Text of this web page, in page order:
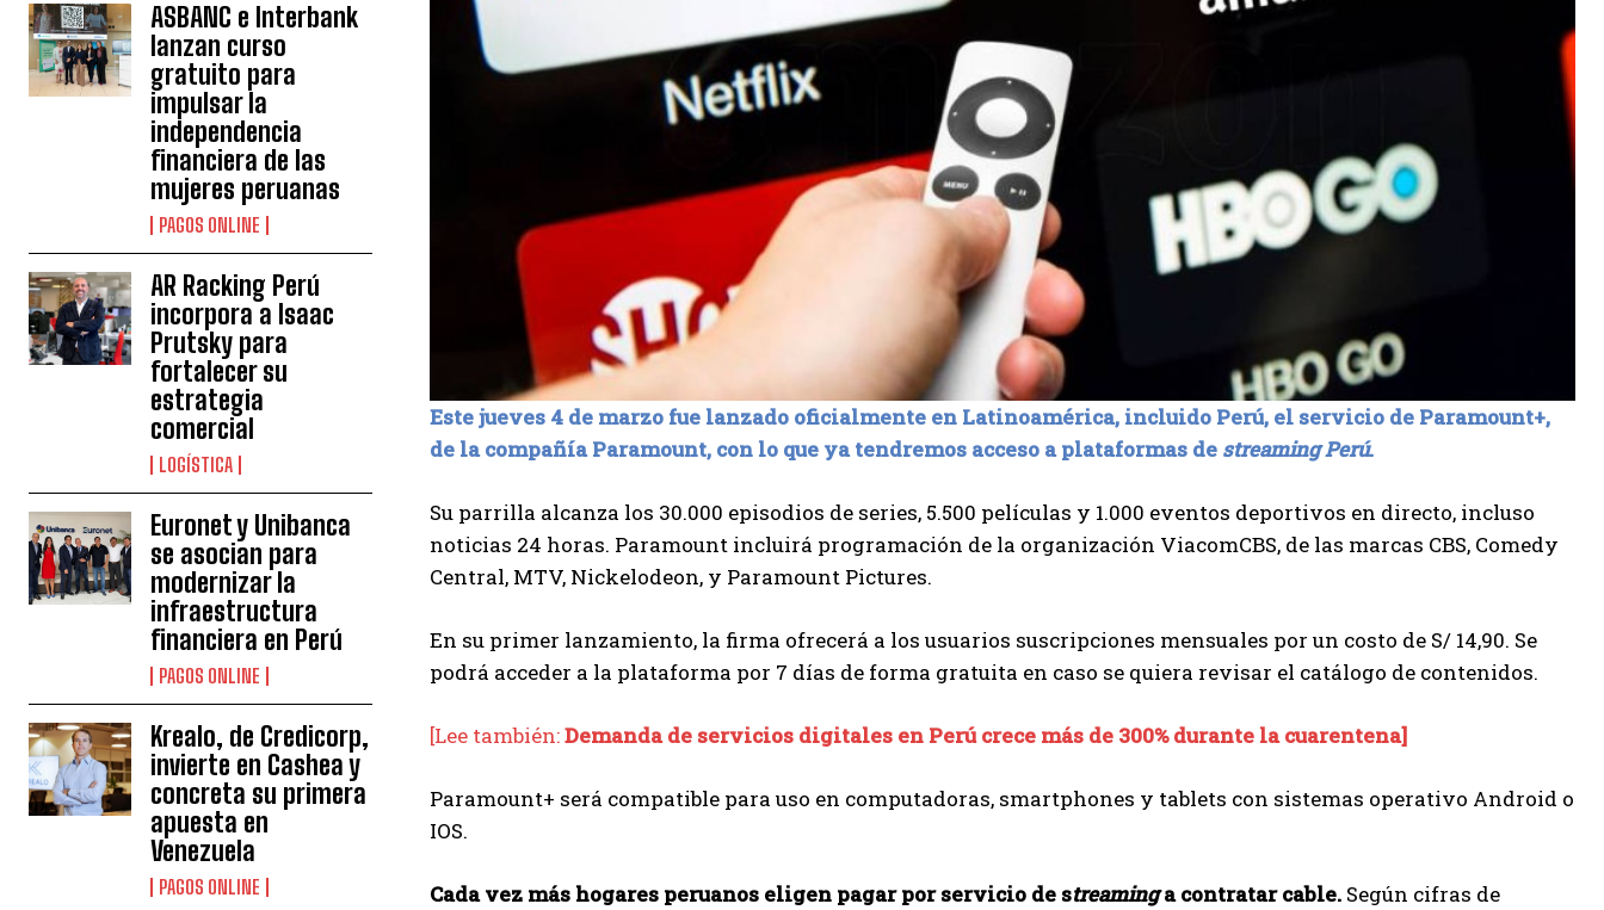
ASBANC e Interbank
lanzan curso
gratuito para
impulsar la
independencia
financiera de las
mujeres peruanas
PAGOS ONLINE
AR Racking Perú
incorpora a Isaac
Prutsky para
fortalecer su
estrategia
comercial
LOGÍSTICA
Euronet y Unibanca
se asocian para
modernizar la
infraestructura
financiera en Perú
PAGOS ONLINE
Krealo, de Credicorp,
invierte en Cashea y
concreta su primera
apuesta en
Venezuela
PAGOS ONLINE
Este jueves 4 de marzo fue lanzado oficialmente en Latinoamérica, incluido Perú, el servicio de Paramount+,
de la compañía Paramount, con lo que ya tendremos acceso a plataformas de streaming Perú.
Su parrilla alcanza los 30.000 episodios de series, 5.500 películas y 1.000 eventos deportivos en directo, incluso
noticias 24 horas. Paramount incluirá programación de la organización ViacomCBS, de las marcas CBS, Comedy
Central, MTV, Nickelodeon, y Paramount Pictures.
En su primer lanzamiento, la firma ofrecerá a los usuarios suscripciones mensuales por un costo de S/ 14,90. Se
podrá acceder a la plataforma por 7 días de forma gratuita en caso se quiera revisar el catálogo de contenidos.
[Lee también:Demanda de servicios digitales en Perú crece más de 300% durante la cuarentena]
Paramount+ será compatible para uso en computadoras, smartphones y tablets con sistemas operativo Android o
IOS.
Cada vez más hogares peruanos eligen pagar por servicio de streaminga contratar cable. Según cifras de